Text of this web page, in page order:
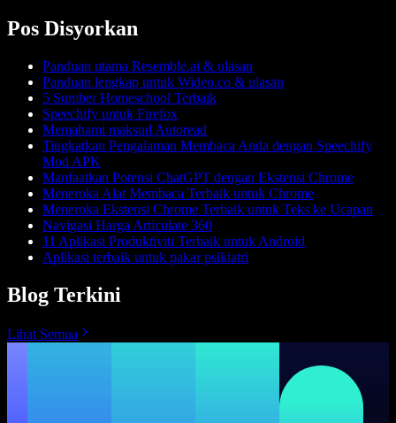
Pos Disyorkan
Panduan utama Resemble.ai & ulasan
Panduan lengkap untuk Wideo.co & ulasan
5 Sumber Homeschool Terbaik
Speechify untuk Firefox
Memahami maksud Autoread
Tingkatkan Pengalaman Membaca Anda dengan Speechify
Mod APK
Manfaatkan Potensi ChatGPT dengan Ekstensi Chrome
Meneroka Alat Membaca Terbaik untuk Chrome
Meneroka Ekstensi Chrome Terbaik untuk Teks ke Ucapan
Navigasi Harga Articulate 360
11 Aplikasi Produktiviti Terbaik untuk Android
Aplikasi terbaik untuk pakar psikiatri
Blog Terkini
Lihat Semua